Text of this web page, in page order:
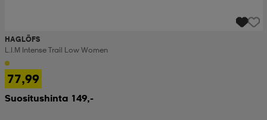
HAGLÖFS
L.i.m Intense Trail Low Women
77,99
Suositushinta 149,-